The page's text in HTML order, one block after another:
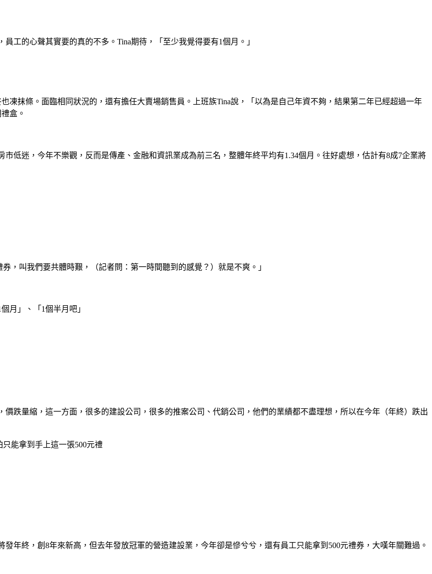
工的心聲其實要的真的不多。Tina期待，「至少我覺得要有1個月。」
凍抹條。面臨相同狀況的，還有擔任大賣場銷售員。上班族Tina說，「以為是自己年資不夠，結果第二年已經超過一年
盒。
低迷，今年不樂觀，反而是傳產、金融和資訊業成為前三名，整體年終平均有1.34個月。往好處想，估計有8成7企業將
，叫我們要共體時艱，（記者問：第一時間聽到的感覺？）就是不爽。」
月」、「1個半月吧」
跌量縮，這一方面，很多的建設公司，很多的推案公司、代銷公司，他們的業績都不盡理想，所以在今年（年終）跌出
能拿到手上這一張500元禮
年終，創8年來新高，但去年發放冠軍的營造建設業，今年卻是慘兮兮，還有員工只能拿到500元禮券，大嘆年關難過。